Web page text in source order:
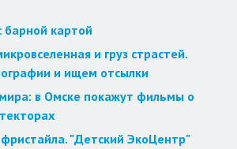
барной картой
и груз страстей.
и ищем отсылки
в Омске покажут фильмы о
"Детский ЭкоЦентр"